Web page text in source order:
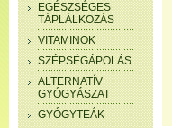
EGÉSZSÉGES
TÁPLÁLKOZÁS
VITAMINOK
SZÉPSÉGÁPOLÁS
ALTERNATÍV
GYÓGYÁSZAT
GYÓGYTEÁK